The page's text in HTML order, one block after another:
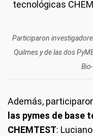
Participaron
Quilmes y de las dos
Además,
las pymes de base
CHEMTEST: